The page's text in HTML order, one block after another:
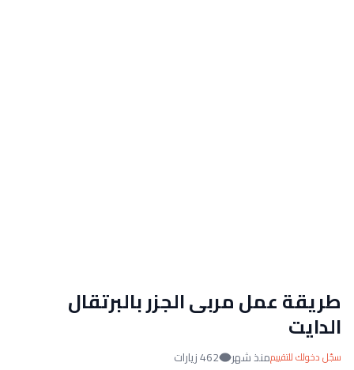
طريقة عمل مربى الجزر بالبرتقال
الدايت
سجّل دخولك للتقييممنذ شهر 462 زيارات